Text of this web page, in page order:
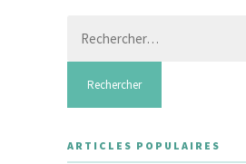
ARTICLES POPULAIRES